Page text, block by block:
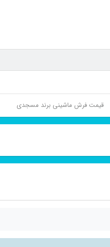
قیمت فرش ماشینی برند مسجدی